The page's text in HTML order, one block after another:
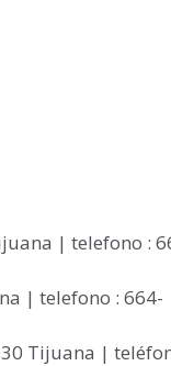
| telefono :
| telefono : 664-
Tijuana |